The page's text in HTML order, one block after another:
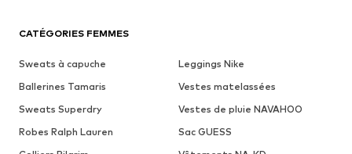
CATÉGORIES FEMMES
Sweats à capuche
Leggings Nike
Ballerines Tamaris
Vestes matelassées
Sweats Superdry
Vestes de pluie NAVAHOO
Robes Ralph Lauren
Sac GUESS